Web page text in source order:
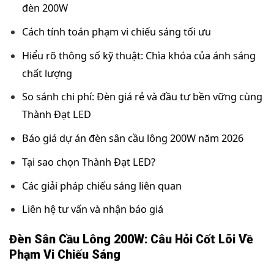
đèn 200W
Cách tính toán phạm vi chiếu sáng tối ưu
Hiểu rõ thông số kỹ thuật: Chìa khóa của ánh sáng
chất lượng
So sánh chi phí: Đèn giá rẻ và đầu tư bền vững cùng
Thành Đạt LED
Báo giá dự án đèn sân cầu lông 200W năm 2026
Tại sao chọn Thành Đạt LED?
Các giải pháp chiếu sáng liên quan
Liên hệ tư vấn và nhận báo giá
Đèn Sân Cầu Lông 200W: Câu Hỏi Cốt Lõi Về
Phạm Vi Chiếu Sáng